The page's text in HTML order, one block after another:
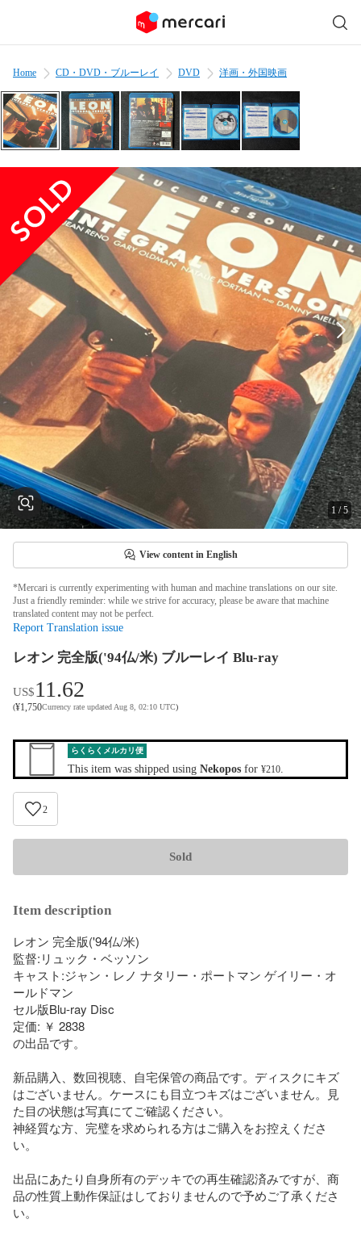
Home CD・DVD・ブルーレイ DVD 洋画・外国映画
1 /5
View content in English
*Mercari is currently experimenting with human and machine translations on our site.
Just a friendly reminder: while we strive for accuracy, please be aware that machine
translated content may not be perfect.
Report Translation issue
レオン 完全版('94仏/米) ブルーレイ Blu-ray
US$11.62
(¥1,750Currency rate updated Aug 8, 02:10 UTC)
らくらくメルカリ便
This item was shipped using Nekopos for ¥210
2
Sold
Item description
レオン 完全版('94仏/米)
監督:リュック・ベッソン
キャスト:ジャン・レノ ナタリー・ポートマン ゲイリー・オ
ールドマン
セル版Blu-ray Disc
定価: ￥ 2838
の出品です。
新品購入、数回視聴、自宅保管の商品です。ディスクにキズ
はございません。ケースにも目立つキズはございません。見
た目の状態は写真にてご確認ください。
神経質な方、完璧を求められる方はご購入をお控えくださ
い。
出品にあたり自身所有のデッキでの再生確認済みですが、商
品の性質上動作保証はしておりませんので予めご了承くださ
い。